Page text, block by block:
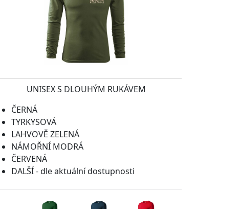
UNISEX S DLOUHÝM RUKÁVEM
ČERNÁ
TYRKYSOVÁ
LAHVOVĚ ZELENÁ
NÁMOŘNÍ MODRÁ
ČERVENÁ
DALŠÍ - dle aktuální dostupnosti